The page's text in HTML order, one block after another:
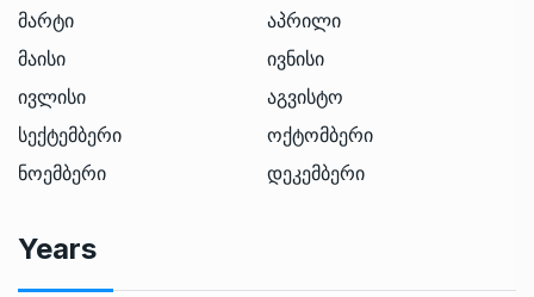
მარტი
აპრილი
მაისი
ივნისი
ივლისი
აგვისტო
სექტემბერი
ოქტომბერი
ნოემბერი
დეკემბერი
Years